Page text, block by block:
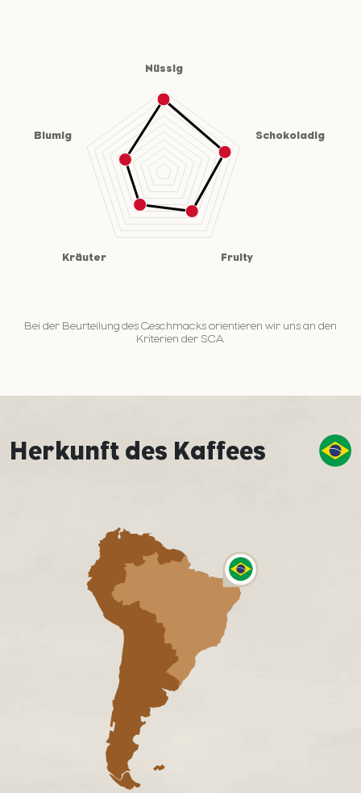
Bei der Beurteilung des Geschmacks orientieren wir uns an den
Kriterien der SCA.
Herkunft des Kaffees